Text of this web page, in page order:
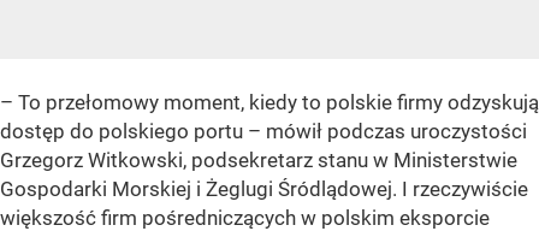
– To przełomowy moment, kiedy to polskie firmy odzyskują
dostęp do polskiego portu – mówił podczas uroczystości
Grzegorz Witkowski, podsekretarz stanu w Ministerstwie
Gospodarki Morskiej i Żeglugi Śródlądowej. I rzeczywiście
większość firm pośredniczących w polskim eksporcie